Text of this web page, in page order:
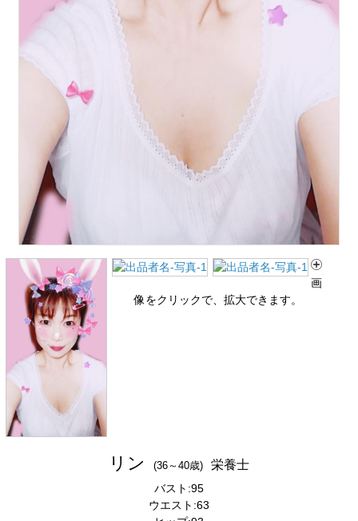
画
像をクリックで、拡大できます。
リン (36～40歳) 栄養士
バスト:95
ウエスト:63